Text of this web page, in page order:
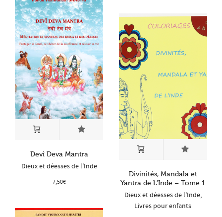
Devî Deva Mantra
Dieux et déesses de l'Inde
7,50€
Divinités, Mandala et
Yantra de L’Inde – Tome 1
Dieux et déesses de l'Inde,
Livres pour enfants